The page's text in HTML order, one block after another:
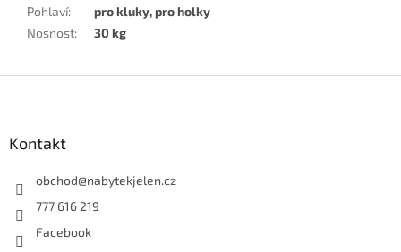
Pohlaví:
pro kluky, pro holky
Nosnost: 30 kg
Kontakt
obchod@nabytekjelen.cz
777 616 219
Facebook